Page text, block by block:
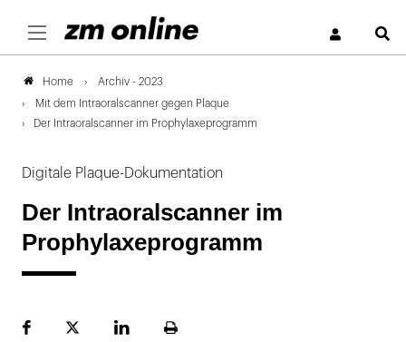
Home Archiv - 2023
Mit dem Intraoralscanner gegen Plaque
Der Intraoralscanner im Prophylaxeprogramm
Digitale Plaque-Dokumentation
Der Intraoralscanner im
Prophylaxeprogramm
FacebookPlattformLinekdInSeite